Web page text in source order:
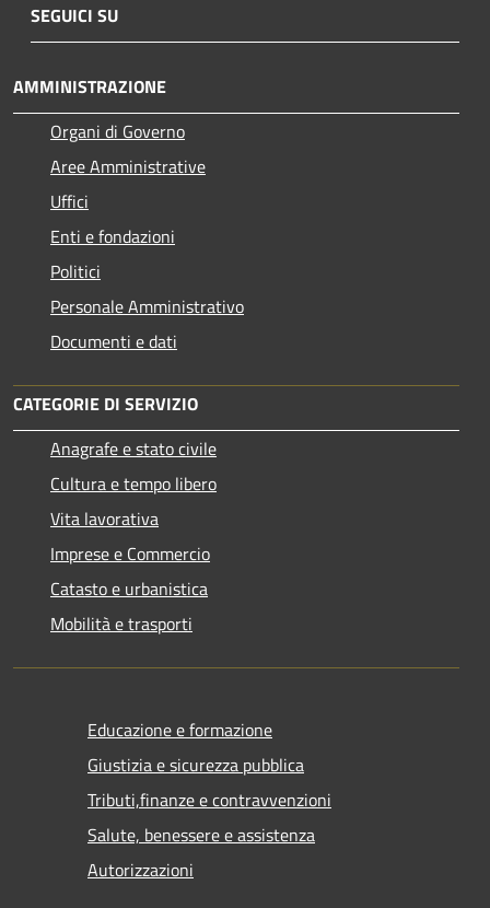
SEGUICI SU
AMMINISTRAZIONE
Organi di Governo
Aree Amministrative
Uffici
Enti e fondazioni
Politici
Personale Amministrativo
Documenti e dati
CATEGORIE DI SERVIZIO
Anagrafe e stato civile
Cultura e tempo libero
Vita lavorativa
Imprese e Commercio
Catasto e urbanistica
Mobilità e trasporti
Educazione e formazione
Giustizia e sicurezza pubblica
Tributi,finanze e contravvenzioni
Salute, benessere e assistenza
Autorizzazioni